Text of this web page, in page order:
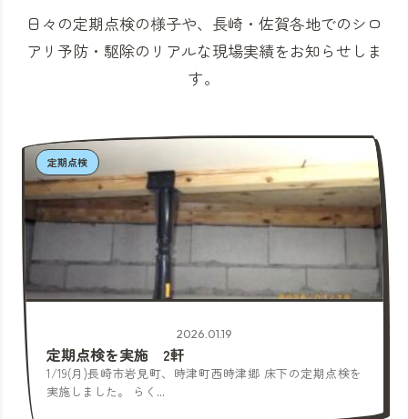
日々の定期点検の様子や、長崎・佐賀各地でのシロ
アリ予防・駆除のリアルな現場実績をお知らせしま
す。
定期点検
2026.01.19
定期点検を実施 2軒
1/19(月)長崎市岩見町、時津町西時津郷 床下の定期点検を
実施しました。 らく...